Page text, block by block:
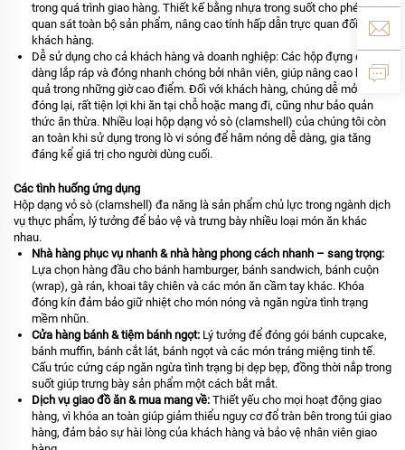
trong quá trình giao hàng. Thiết kế bằng nhựa trong suốt cho phép
quan sát toàn bộ sản phẩm, nâng cao tính hấp dẫn trực quan đối với
khách hàng.
Dễ sử dụng cho cả khách hàng và doanh nghiệp: Các hộp đựng dễ
dàng lắp ráp và đóng nhanh chóng bởi nhân viên, giúp nâng cao hiệu
quả trong những giờ cao điểm. Đối với khách hàng, chúng dễ mở và
đóng lại, rất tiện lợi khi ăn tại chỗ hoặc mang đi, cũng như bảo quản
thức ăn thừa. Nhiều loại hộp dạng vỏ sò (clamshell) của chúng tôi còn
an toàn khi sử dụng trong lò vi sóng để hâm nóng dễ dàng, gia tăng
đáng kể giá trị cho người dùng cuối.
Các tình huống ứng dụng
Hộp dạng vỏ sò (clamshell) đa năng là sản phẩm chủ lực trong ngành dịch
vụ thực phẩm, lý tưởng để bảo vệ và trưng bày nhiều loại món ăn khác
nhau.
Nhà hàng phục vụ nhanh & nhà hàng phong cách nhanh – sang trọng:
Lựa chọn hàng đầu cho bánh hamburger, bánh sandwich, bánh cuộn
(wrap), gà rán, khoai tây chiên và các món ăn cầm tay khác. Khóa
đóng kín đảm bảo giữ nhiệt cho món nóng và ngăn ngừa tình trạng
mềm nhũn.
Cửa hàng bánh & tiệm bánh ngọt: Lý tưởng để đóng gói bánh cupcake,
bánh muffin, bánh cắt lát, bánh ngọt và các món tráng miệng tinh tế.
Cấu trúc cứng cáp ngăn ngừa tình trạng bị dẹp bẹp, đồng thời nắp trong
suốt giúp trưng bày sản phẩm một cách bắt mắt.
Dịch vụ giao đồ ăn & mua mang về: Thiết yếu cho mọi hoạt động giao
hàng, vì khóa an toàn giúp giảm thiểu nguy cơ đổ tràn bên trong túi giao
hàng, đảm bảo sự hài lòng của khách hàng và bảo vệ nhân viên giao